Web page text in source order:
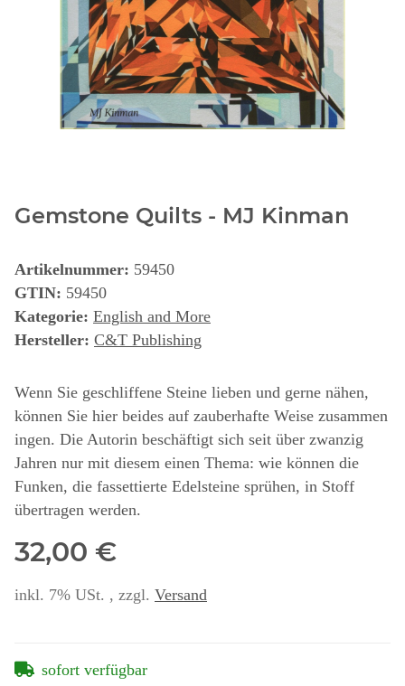
Gemstone Quilts - MJ Kinman
Artikelnummer: 59450
GTIN: 59450
Kategorie: English and More
Hersteller: C&T Publishing
Wenn Sie geschliffene Steine lieben und gerne nähen,
können Sie hier beides auf zauberhafte Weise zusammen
ingen. Die Autorin beschäftigt sich seit über zwanzig
Jahren nur mit diesem einen Thema: wie können die
Funken, die fassettierte Edelsteine sprühen, in Stoff
übertragen werden.
32,00 €
inkl. 7% USt. , zzgl. Versand
sofort verfügbar